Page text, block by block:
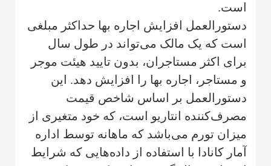
است.
دستورالعمل افزایش اجاره بها حداکثر مبلغی
است که یک مالک می‌تواند در طول سال
برای اکثر مستاجران، بدون تایید هیئت موجر
و مستاجر، اجاره بها را افزایش دهد. این
دستورالعمل بر اساس شاخص قیمت
مصرف‌کننده انتاریو است، که خود متغیری از
میزان تورم می‌باشد که ماهانه توسط اداره
آمار کانادا با استفاده از داده‌هایی که شرایط